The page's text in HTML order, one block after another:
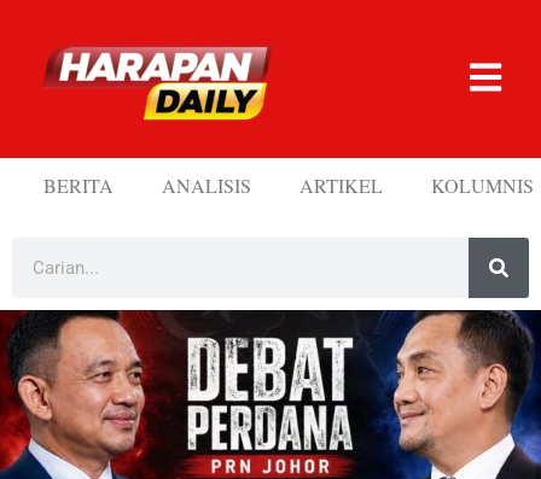
BERITA ANALISIS ARTIKEL KOLUMNIS